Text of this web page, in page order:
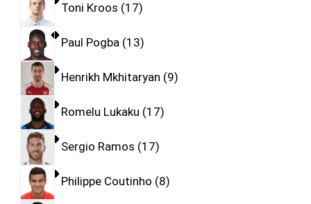
Toni Kroos 17
Paul Pogba 13
Henrikh Mkhitaryan 9
Romelu Lukaku 17
Sergio Ramos 17
Philippe Coutinho 8